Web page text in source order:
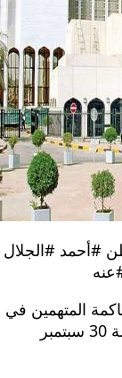
#الجلال
في
الجلال إلى جلسة 30 سبتمبر